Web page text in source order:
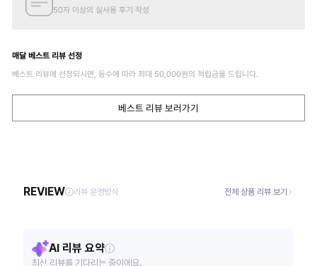
50자 이상의 실사용 후기 작성
매달 베스트 리뷰 선정
베스트 리뷰에 선정되시면, 등수에 따라 최대 50,000원의 적립금을 드립니다.
베스트 리뷰 보러가기